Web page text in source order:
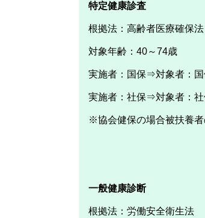
特定健康診査
根拠法：高齢者医療確保法
対象年齢：40～74歳
実施者：国保⇒対象者：
実施者：社保⇒対象者：
※協会健保の場合被扶養者
一般健康診断
根拠法：労働安全衛生法